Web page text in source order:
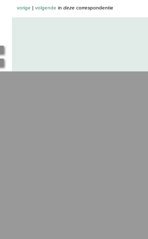
vorige | volgende in dezecorrespondentie